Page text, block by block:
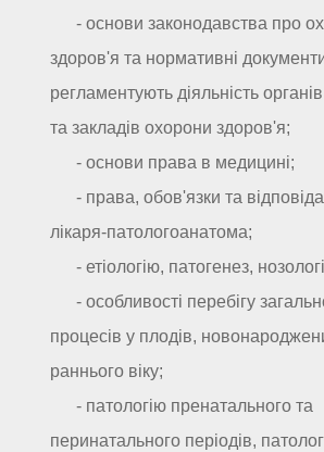
- основи законодавства про
здоров'я та нормативні
регламентують діяльність
та закладів охорони здоров'я;
- основи права в медицині;
- права, обов'язки та
лікаря-патологоанатома;
- етіологію, патогенез,
- особливості перебігу
процесів у плодів,
раннього віку;
- патологію пренатального та
перинатального періодів,